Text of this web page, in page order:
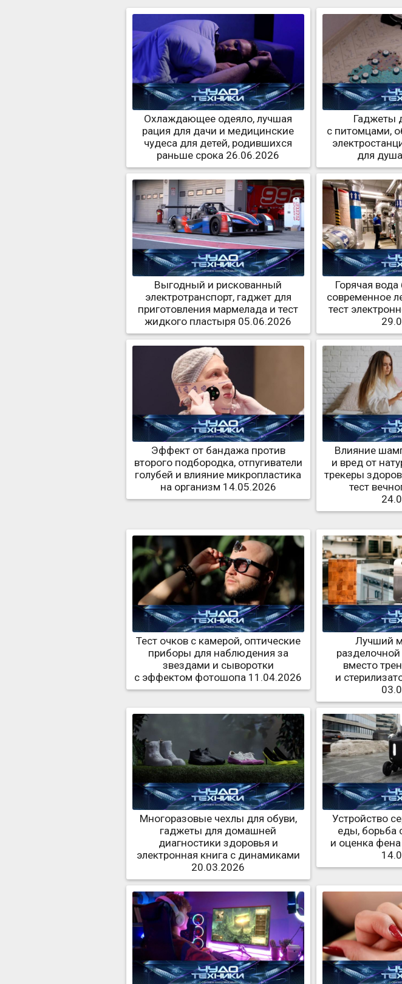
Охлаждающее одеяло, лучшая
рация для дачи и медицинские
чудеса для детей, родившихся
раньше срока 26.06.2026
Гаджеты
с питомцами,
для
Выгодный и рискованный
электротранспорт, гаджет для
приготовления мармелада и тест
жидкого пластыря 05.06.2026
Горячая
современное
тест
Эффект от бандажа против
второго подбородка, отпугиватели
голубей и влияние микропластика
на организм 14.05.2026
Влияние
и вред от
трекеры
тест
Тест очков с камерой, оптические
приборы для наблюдения за
звездами и сыворотки
с эффектом фотошопа 11.04.2026
Лучший
вместо
и
Многоразовые чехлы для обуви,
гаджеты для домашней
диагностики здоровья и
электронная книга с динамиками
20.03.2026
Устройство
еды, борьба
и оценка